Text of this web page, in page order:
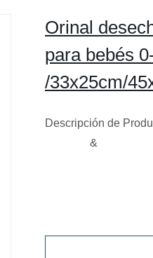
Orinal
para bebés
/33x25cm/
Descripción de
&